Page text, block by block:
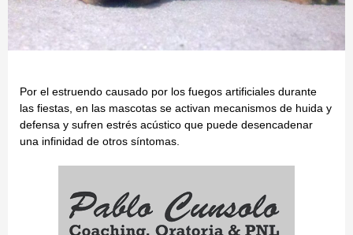
Por el estruendo causado por los fuegos artificiales durante
las fiestas, en las mascotas se activan mecanismos de huida y
defensa y sufren estrés acústico que puede desencadenar
una infinidad de otros síntomas.